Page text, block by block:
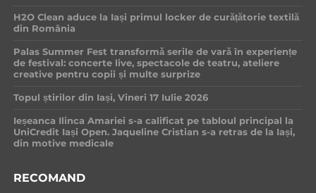
H2O Clean aduce la Iași primul locker de curățătorie textilă
din România
Palas Summer Fest transformă serile de vară în experiențe
de festival: concerte live, spectacole de teatru, ateliere
creative pentru copii și multe surprize
Topul știrilor din Iași, Vineri 17 Iulie 2026
Ieșeanca Ilinca Amariei s-a calificat pe tabloul principal la
UniCredit Iași Open. Jaqueline Cristian s-a retras de la Iași,
din motive medicale
RECOMAND